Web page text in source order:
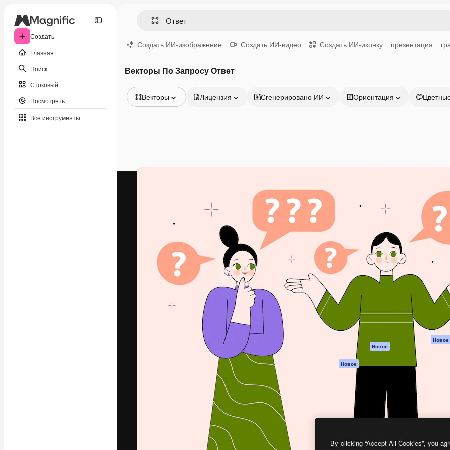
Создать
Главная
Поиск
Стоковый
Посмотреть
Все инструменты
Создать ИИ-изображение Создать ИИ-видео Создать ИИ-иконку презентация
Векторы По Запросу Ответ
Векторы
Видео
Лицензия Сгенерировано ИИ Ориентация
Креативная платформа для создания
ваших лучших работ. Более 1 миллиона
подписчиков среди креаторов,
предприятий, агентств и студий.
Pусский
Продукция
Spaces
ИИ-помощник
Генератор
изображений ИИ
Генератор видео
ИИ
Генератор голоса
на основе ИИ
Стоковый контент
Claude/ChatGPT
Новое
Новое
приложение
Все инструменты
Magnific
Начать
Academy
Документация
Пакету ИИ
Служба
поддержки
Условия и
положения
Политика
Оригиналы
Новое
Политика файлов
Центр доверия
Партнеры
Предприятие
By clicking “Accept All Cookies”, you